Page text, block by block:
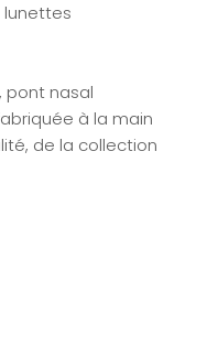
lunettes
pont nasal
à la main
de la collection